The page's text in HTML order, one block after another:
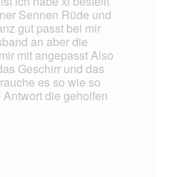
Sennen Rüde und
gut passt bei mir
an aber die
mit angepasst Also
Geschirr und das
es so wie so
die geholfen